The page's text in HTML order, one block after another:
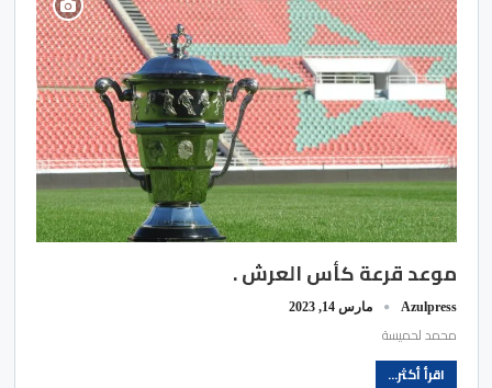
موعد قرعة كأس العرش .
Azulpress مارس 14, 2023
محمد لحميسة
اقرأ أكثر...